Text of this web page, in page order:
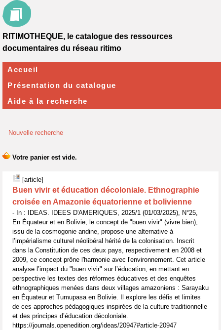
Nouvelle recherche
[article]
Buen vivir et éducation décoloniale. Ethnographie
croisée en Amazonie équatorienne et bolivienne
- In : IDEAS. IDEES D'AMERIQUES, 2025/1 (01/03/2025), N°25,
En Équateur et en Bolivie, le concept de "buen vivir" (vivre bien),
issu de la cosmogonie andine, propose une alternative à
l’impérialisme culturel néolibéral hérité de la colonisation. Inscrit
dans la Constitution de ces deux pays, respectivement en 2008 et
2009, ce concept prône l'harmonie avec l'environnement. Cet article
analyse l’impact du "buen vivir" sur l’éducation, en mettant en
perspective les textes des réformes éducatives et des enquêtes
ethnographiques menées dans deux villages amazoniens : Sarayaku
en Équateur et Tumupasa en Bolivie. Il explore les défis et limites
de ces approches pédagogiques inspirées de la culture traditionnelle
et des principes d’éducation décoloniale.
https://journals.openedition.org/ideas/20947#article-20947
RITIMOTHEQUE, le catalogue des ressources
documentaires du réseau ritimo
Accueil
Présentation du catalogue
Aide à la recherche